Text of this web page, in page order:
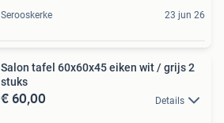
Serooskerke 23 jun 26
Salon tafel 60x60x45 eiken wit / grijs 2
stuks
€ 60,00 Details